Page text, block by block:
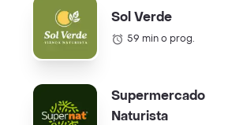
Sol Verde
59 min o prog.
Supermercado
Naturista